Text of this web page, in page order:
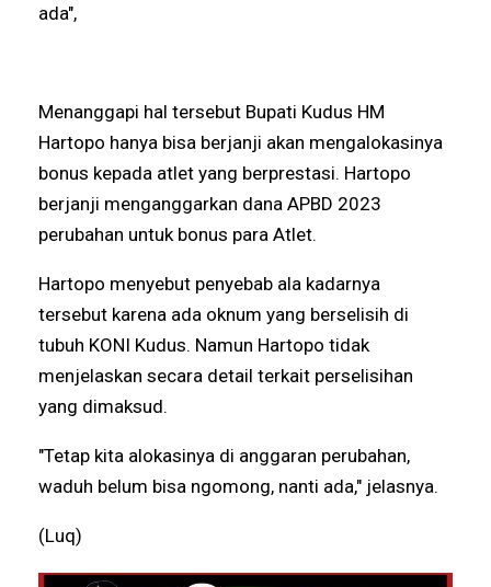
ada",
Menanggapi hal tersebut Bupati Kudus HM
Hartopo hanya bisa berjanji akan mengalokasinya
bonus kepada atlet yang berprestasi. Hartopo
berjanji menganggarkan dana APBD 2023
perubahan untuk bonus para Atlet.
Hartopo menyebut penyebab ala kadarnya
tersebut karena ada oknum yang berselisih di
tubuh KONI Kudus. Namun Hartopo tidak
menjelaskan secara detail terkait perselisihan
yang dimaksud.
"Tetap kita alokasinya di anggaran perubahan,
waduh belum bisa ngomong, nanti ada," jelasnya.
(Luq)